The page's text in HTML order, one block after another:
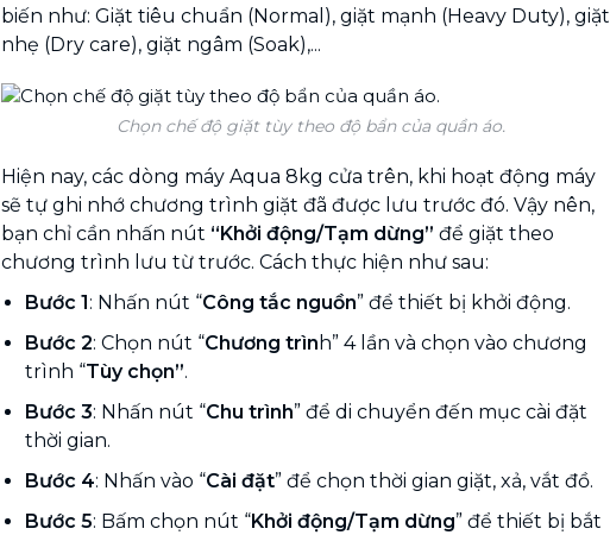
biến như: Giặt tiêu chuẩn (Normal), giặt mạnh (Heavy Duty), giặt
nhẹ (Dry care), giặt ngâm (Soak),...
Chọn chế độ giặt tùy theo độ bẩn của quần áo.
Hiện nay, các dòng máy Aqua 8kg cửa trên, khi hoạt động máy
sẽ tự ghi nhớ chương trình giặt đã được lưu trước đó. Vậy nên,
bạn chỉ cần nhấn nút “Khởi động/Tạm dừng” để giặt theo
chương trình lưu từ trước. Cách thực hiện như sau:
Bước 1: Nhấn nút “Công tắc nguồn” để thiết bị khởi động.
Bước 2: Chọn nút “Chương trìn h” 4 lần và chọn vào chương
trình “Tùy chọn”.
Bước 3: Nhấn nút “Chu trình” để di chuyển đến mục cài đặt
thời gian.
Bước 4: Nhấn vào “Cài đặt” để chọn thời gian giặt, xả, vắt đồ.
Bước 5: Bấm chọn nút “Khởi động/Tạm dừng” để thiết bị bắt